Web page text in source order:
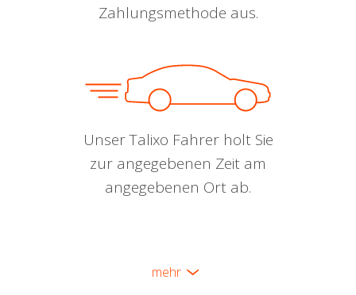
Zahlungsmethode aus.
Unser Talixo Fahrer holt Sie
zur angegebenen Zeit am
angegebenen Ort ab.
mehr